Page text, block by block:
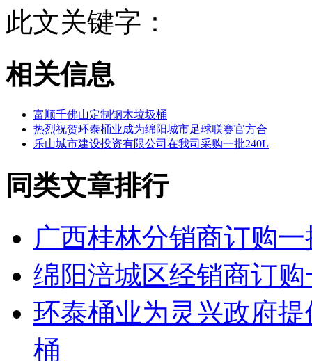
此文关键字：
相关信息
富顺千佛山定制钢木垃圾桶
热烈祝贺环泰桶业成为绵阳城市足球联赛官方合
乐山城市建设投资有限公司在我司采购一批240L
同类文章排行
广西桂林分销商订购
绵阳涪城区经销商订
环泰桶业为灵兴政府
桶